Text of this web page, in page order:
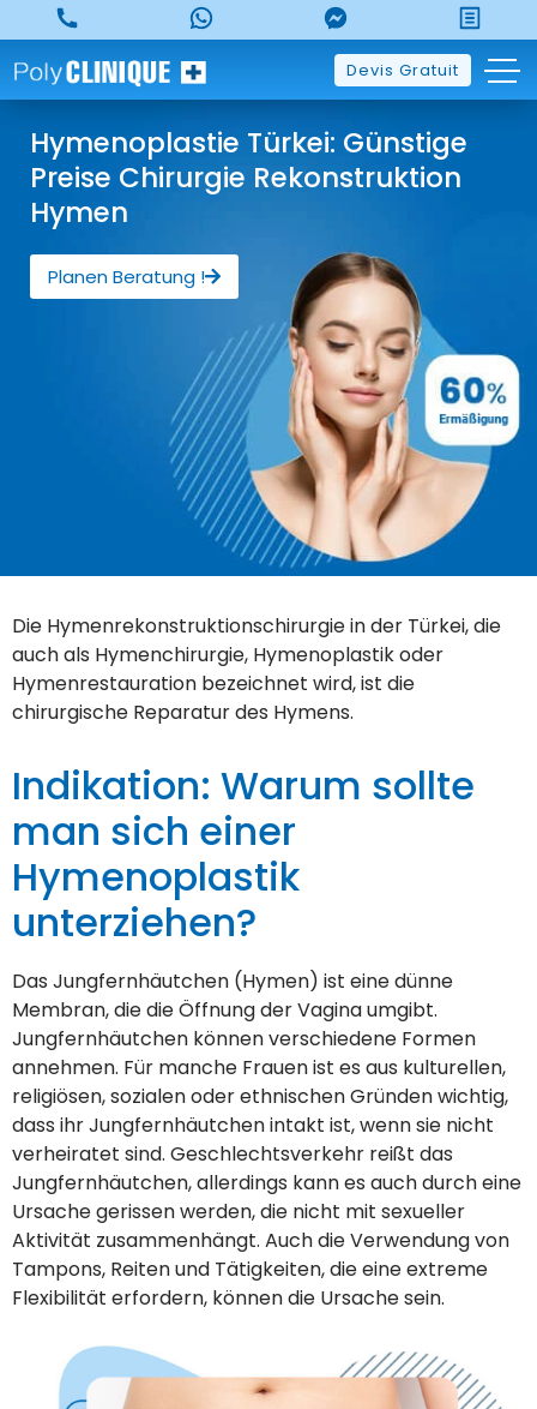
Devis Gratuit
Hymenoplastie Türkei: Günstige
Preise Chirurgie Rekonstruktion
Hymen
Planen Beratung !
Die Hymenrekonstruktionschirurgie in der Türkei, die
auch als Hymenchirurgie, Hymenoplastik oder
Hymenrestauration bezeichnet wird, ist die
chirurgische Reparatur des Hymens.
Indikation: Warum sollte
man sich einer
Hymenoplastik
unterziehen?
Das Jungfernhäutchen (Hymen) ist eine dünne
Membran, die die Öffnung der Vagina umgibt.
Jungfernhäutchen können verschiedene Formen
annehmen. Für manche Frauen ist es aus kulturellen,
religiösen, sozialen oder ethnischen Gründen wichtig,
dass ihr Jungfernhäutchen intakt ist, wenn sie nicht
verheiratet sind. Geschlechtsverkehr reißt das
Jungfernhäutchen, allerdings kann es auch durch eine
Ursache gerissen werden, die nicht mit sexueller
Aktivität zusammenhängt. Auch die Verwendung von
Tampons, Reiten und Tätigkeiten, die eine extreme
Flexibilität erfordern, können die Ursache sein.